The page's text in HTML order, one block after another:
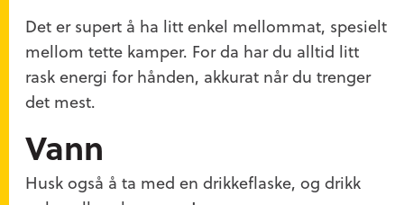
Det er supert å ha litt enkel mellommat, spesielt
mellom tette kamper. For da har du alltid litt
rask energi for hånden, akkurat når du trenger
det mest.
Vann
Husk også å ta med en drikkeflaske, og drikk